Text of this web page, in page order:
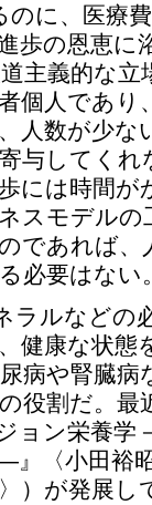
のに、医療
歩の恩恵に
主義的な立
個人であり
人数が少な
与してくれ
には時間が
スモデルの
であれば
必要はない
ラルなどの
健康な状態
病や腎臓病
役割だ。最
ョン栄養学
〈小田裕
）が発展し